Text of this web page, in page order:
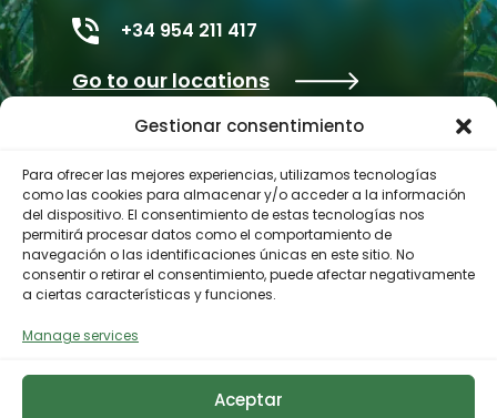
Gestionar consentimiento
Para ofrecer las mejores experiencias, utilizamos tecnologías
como las cookies para almacenar y/o acceder a la información
del dispositivo. El consentimiento de estas tecnologías nos
permitirá procesar datos como el comportamiento de
navegación o las identificaciones únicas en este sitio. No
consentir o retirar el consentimiento, puede afectar negativamente
a ciertas características y funciones.
Manage services
Aceptar
+34 954 211 417
Go to our locations
© 2023 Biodiversity Foundation